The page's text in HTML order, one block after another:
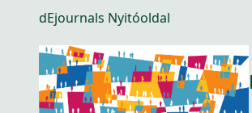
dEjournals Nyitóoldal